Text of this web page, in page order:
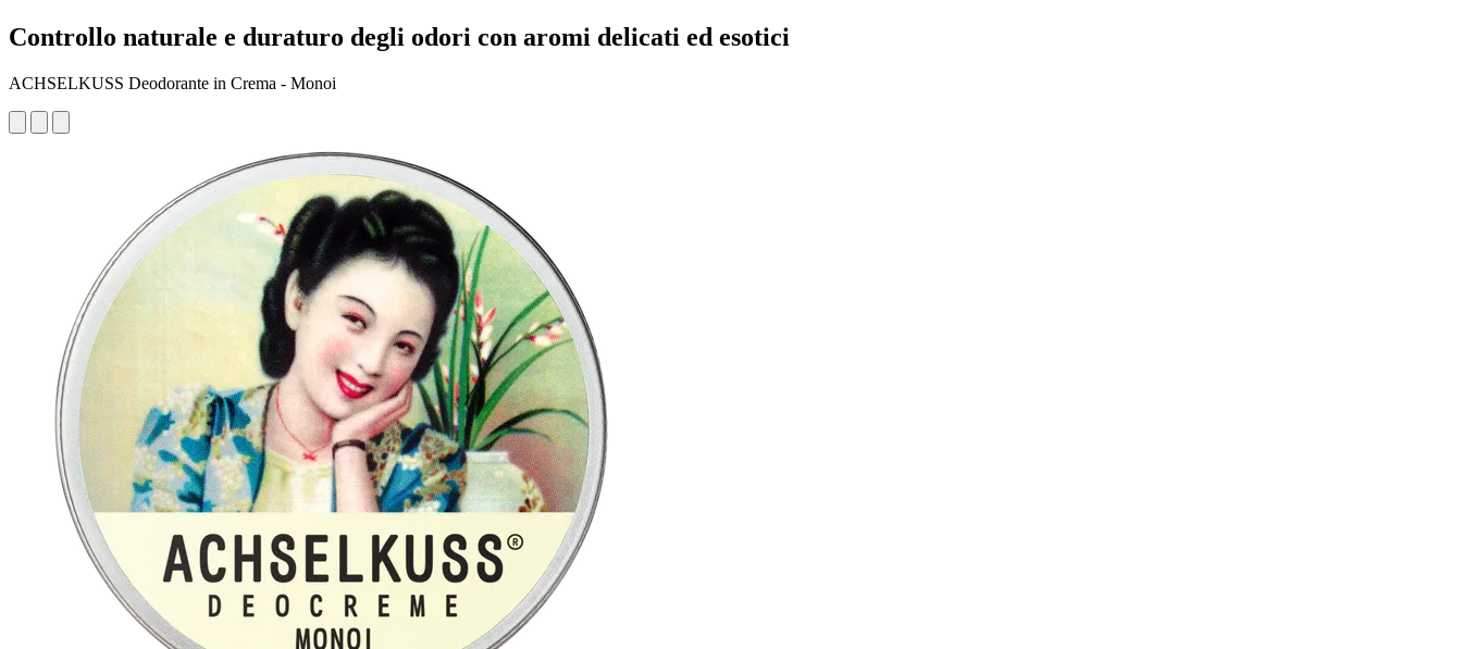
Controllo naturale e duraturo degli odori con aromi delicati ed esotici
ACHSELKUSS Deodorante in Crema - Monoi